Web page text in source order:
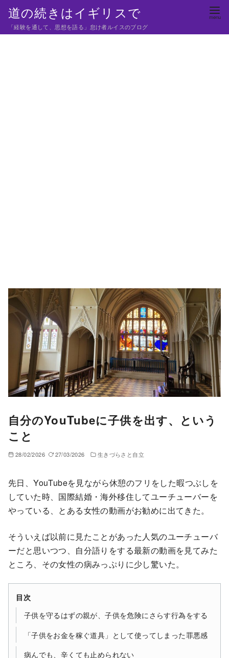
テ
道の続きはイギリスで
「経験を通して、思想を語る」怠け者ルイスのブログ
自分のYouTubeに子供を出す、という
こと
28/02/2026 27/03/2026 生きづらさと自立
先日、YouTubeを見ながら休憩のフリをした暇つぶしを
していた時、国際結婚・海外移住してユーチューバーを
やっている、とある女性の動画がお勧めに出てきた。
そういえば以前に見たことがあった人気のユーチューバ
ーだと思いつつ、自分語りをする最新の動画を見てみた
ところ、その女性の病みっぷりに少し驚いた。
目次
子供を守るはずの親が、子供を危険にさらす行為をする
「子供をお金を稼ぐ道具」として使ってしまった罪悪感
病んでも、辛くても止められない